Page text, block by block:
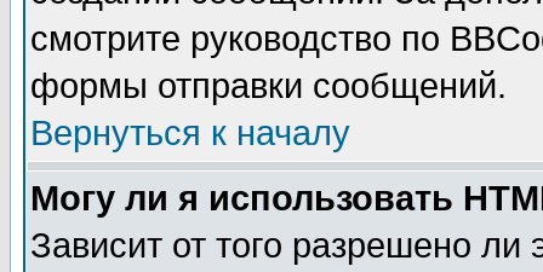
смотрите руководство по
формы отправки сообщений.
Вернуться к началу
Могу ли я использовать
Зависит от того разрешено